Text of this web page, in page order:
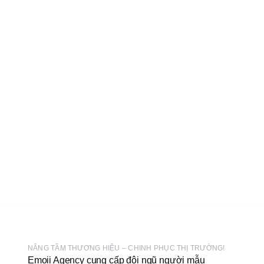
NÂNG TẦM THƯƠNG HIỆU – CHINH PHỤC THỊ TRƯỜNG!
Emoii Agency cung cấp đội ngũ người mẫu